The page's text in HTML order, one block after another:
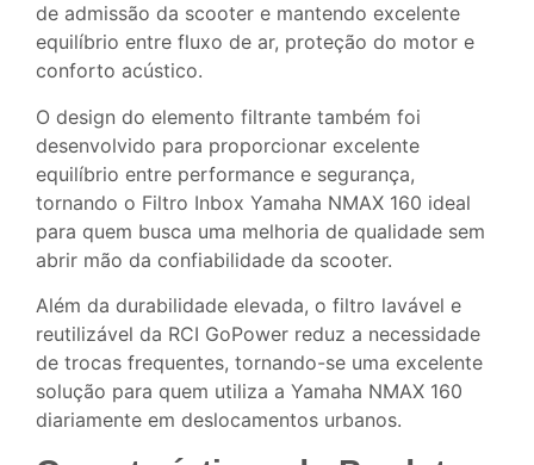
de admissão da scooter e mantendo excelente
equilíbrio entre fluxo de ar, proteção do motor e
conforto acústico.
O design do elemento filtrante também foi
desenvolvido para proporcionar excelente
equilíbrio entre performance e segurança,
tornando o Filtro Inbox Yamaha NMAX 160 ideal
para quem busca uma melhoria de qualidade sem
abrir mão da confiabilidade da scooter.
Além da durabilidade elevada, o filtro lavável e
reutilizável da RCI GoPower reduz a necessidade
de trocas frequentes, tornando-se uma excelente
solução para quem utiliza a Yamaha NMAX 160
diariamente em deslocamentos urbanos.